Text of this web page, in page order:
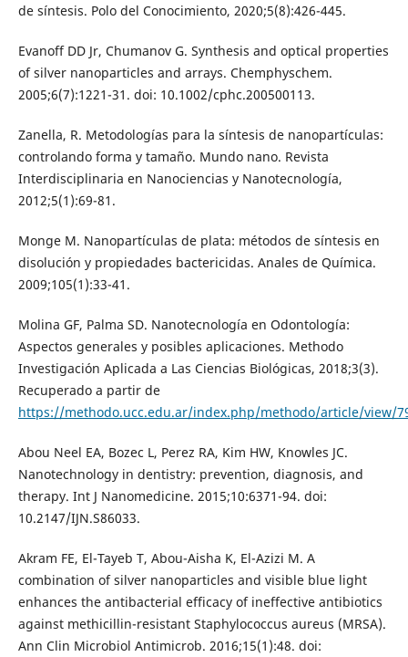
de síntesis. Polo del Conocimiento, 2020;5(8):426-445.
Evanoff DD Jr, Chumanov G. Synthesis and optical properties
of silver nanoparticles and arrays. Chemphyschem.
2005;6(7):1221-31. doi: 10.1002/cphc.200500113.
Zanella, R. Metodologías para la síntesis de nanopartículas:
controlando forma y tamaño. Mundo nano. Revista
Interdisciplinaria en Nanociencias y Nanotecnología,
2012;5(1):69-81.
Monge M. Nanopartículas de plata: métodos de síntesis en
disolución y propiedades bactericidas. Anales de Química.
2009;105(1):33-41.
Molina GF, Palma SD. Nanotecnología en Odontología:
Aspectos generales y posibles aplicaciones. Methodo
Investigación Aplicada a Las Ciencias Biológicas, 2018;3(3).
Recuperado a partir de
https://methodo.ucc.edu.ar/index.php/methodo/article/view/
Abou Neel EA, Bozec L, Perez RA, Kim HW, Knowles JC.
Nanotechnology in dentistry: prevention, diagnosis, and
therapy. Int J Nanomedicine. 2015;10:6371-94. doi:
10.2147/IJN.S86033.
Akram FE, El-Tayeb T, Abou-Aisha K, El-Azizi M. A
combination of silver nanoparticles and visible blue light
enhances the antibacterial efficacy of ineffective antibiotics
against methicillin-resistant Staphylococcus aureus (MRSA).
Ann Clin Microbiol Antimicrob. 2016;15(1):48. doi: